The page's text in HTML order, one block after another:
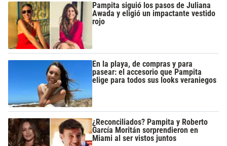
Pampita siguió los pasos de Juliana
Awada y eligió un impactante vestido
rojo
En la playa, de compras y para
pasear: el accesorio que Pampita
elige para todos sus looks veraniegos
¿Reconciliados? Pampita y Roberto
García Moritán sorprendieron en
Miami al ser vistos juntos